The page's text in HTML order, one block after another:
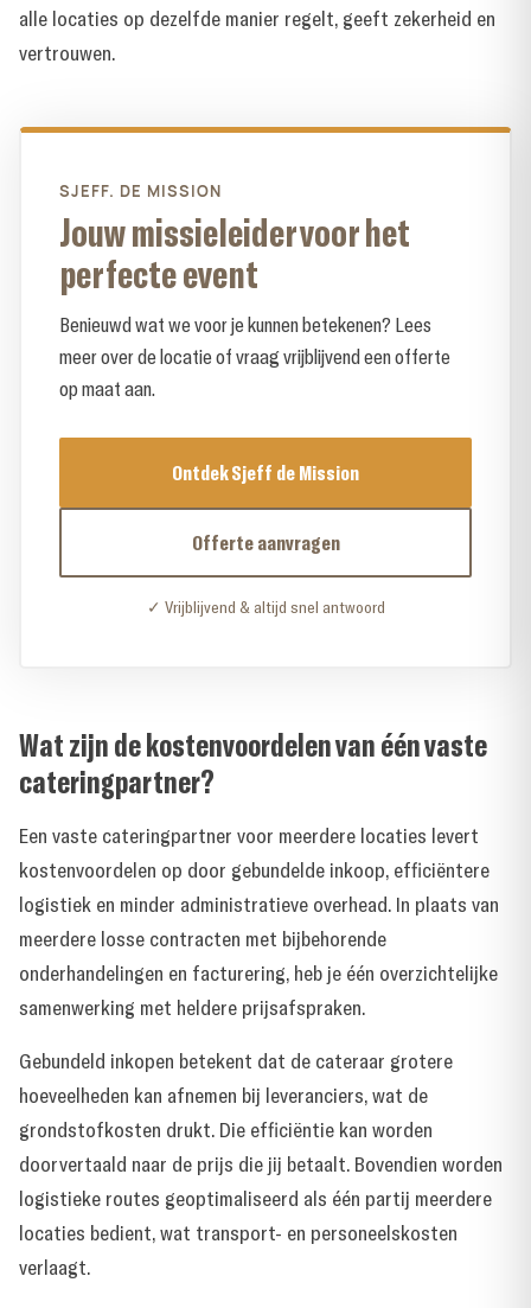
alle locaties op dezelfde manier regelt, geeft zekerheid en
vertrouwen.
SJEFF. DE MISSION
Jouw missieleider voor het
perfecte event
Benieuwd wat we voor je kunnen betekenen? Lees
meer over de locatie of vraag vrijblijvend een offerte
op maat aan.
Ontdek Sjeff de Mission
Offerte aanvragen
✓ Vrijblijvend & altijd snel antwoord
Wat zijn de kostenvoordelen van één vaste
cateringpartner?
Een vaste cateringpartner voor meerdere locaties levert
kostenvoordelen op door gebundelde inkoop, efficiëntere
logistiek en minder administratieve overhead. In plaats van
meerdere losse contracten met bijbehorende
onderhandelingen en facturering, heb je één overzichtelijke
samenwerking met heldere prijsafspraken.
Gebundeld inkopen betekent dat de cateraar grotere
hoeveelheden kan afnemen bij leveranciers, wat de
grondstofkosten drukt. Die efficiëntie kan worden
doorvertaald naar de prijs die jij betaalt. Bovendien worden
logistieke routes geoptimaliseerd als één partij meerdere
locaties bedient, wat transport- en personeelskosten
verlaagt.